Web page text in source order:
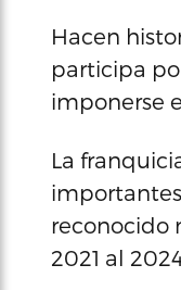
Hacen
participa
imponerse
La
reconocido
2021 al